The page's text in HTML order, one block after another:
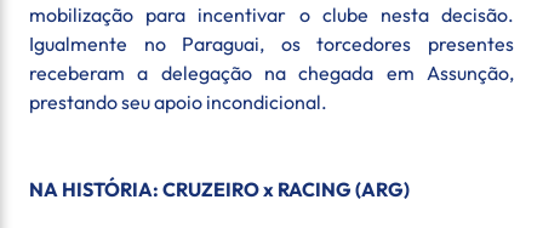
mobilização para incentivar o clube nesta decisão.
Igualmente no Paraguai, os torcedores presentes
receberam a delegação na chegada em Assunção,
prestando seu apoio incondicional.
NA HISTÓRIA: CRUZEIRO x RACING (ARG)